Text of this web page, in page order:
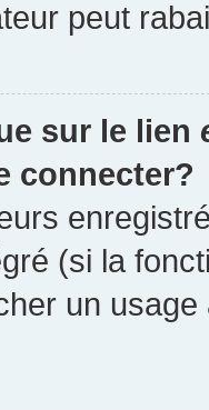
peut
sur le lien
connecter?
(si la
un